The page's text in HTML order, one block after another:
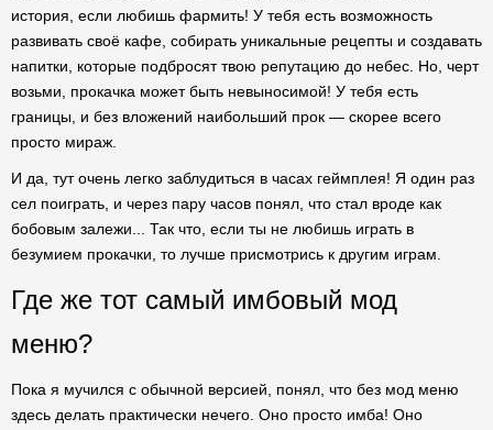
история, если любишь фармить! У тебя есть возможность
развивать своё кафе, собирать уникальные рецепты и создавать
напитки, которые подбросят твою репутацию до небес. Но, черт
возьми, прокачка может быть невыносимой! У тебя есть
границы, и без вложений наибольший прок — скорее всего
просто мираж.
И да, тут очень легко заблудиться в часах геймплея! Я один раз
сел поиграть, и через пару часов понял, что стал вроде как
бобовым залежи... Так что, если ты не любишь играть в
безумием прокачки, то лучше присмотрись к другим играм.
Где же тот самый имбовый мод
меню?
Пока я мучился с обычной версией, понял, что без мод меню
здесь делать практически нечего. Оно просто имба! Оно